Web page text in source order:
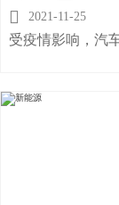
 2021-11-25
受疫情影响，汽